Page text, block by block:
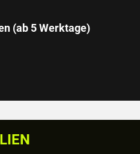
(ab 5 Werktage)